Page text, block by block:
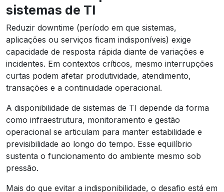
sistemas de TI
Reduzir downtime (período em que sistemas,
aplicações ou serviços ficam indisponíveis) exige
capacidade de resposta rápida diante de variações e
incidentes. Em contextos críticos, mesmo interrupções
curtas podem afetar produtividade, atendimento,
transações e a continuidade operacional.
A disponibilidade de sistemas de TI depende da forma
como infraestrutura, monitoramento e gestão
operacional se articulam para manter estabilidade e
previsibilidade ao longo do tempo. Esse equilíbrio
sustenta o funcionamento do ambiente mesmo sob
pressão.
Mais do que evitar a indisponibilidade, o desafio está em